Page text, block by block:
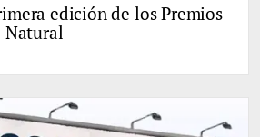
edición de los Premios
Natural